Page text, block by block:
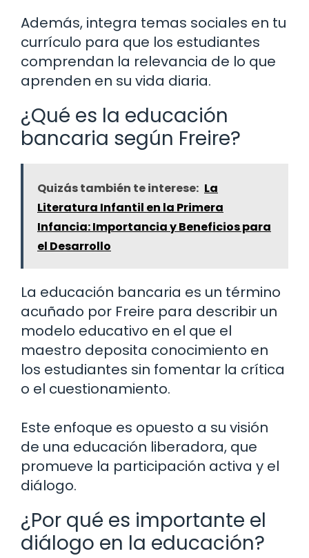
Además, integra temas sociales en tu
currículo para que los estudiantes
comprendan la relevancia de lo que
aprenden en su vida diaria.
¿Qué es la educación
bancaria según Freire?
Quizás también te interese: La
Literatura Infantil en la Primera
Infancia: Importancia y Beneficios para
el Desarrollo
La educación bancaria es un término
acuñado por Freire para describir un
modelo educativo en el que el
maestro deposita conocimiento en
los estudiantes sin fomentar la crítica
o el cuestionamiento.
Este enfoque es opuesto a su visión
de una educación liberadora, que
promueve la participación activa y el
diálogo.
¿Por qué es importante el
diálogo en la educación?